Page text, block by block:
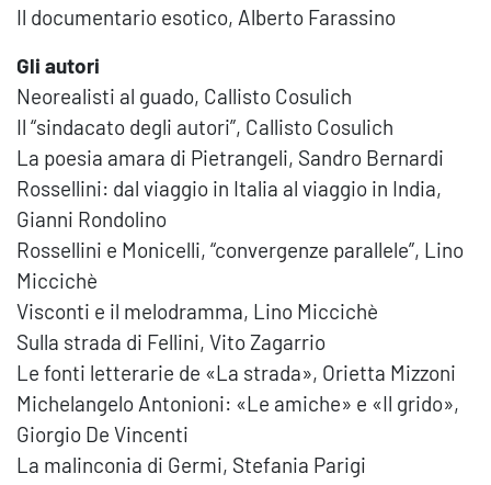
Il documentario esotico, Alberto Farassino
Gli autori
Neorealisti al guado, Callisto Cosulich
Il “sindacato degli autori”, Callisto Cosulich
La poesia amara di Pietrangeli, Sandro Bernardi
Rossellini: dal viaggio in Italia al viaggio in India,
Gianni Rondolino
Rossellini e Monicelli, “convergenze parallele”, Lino
Miccichè
Visconti e il melodramma, Lino Miccichè
Sulla strada di Fellini, Vito Zagarrio
Le fonti letterarie de «La strada», Orietta Mizzoni
Michelangelo Antonioni: «Le amiche» e «Il grido»,
Giorgio De Vincenti
La malinconia di Germi, Stefania Parigi